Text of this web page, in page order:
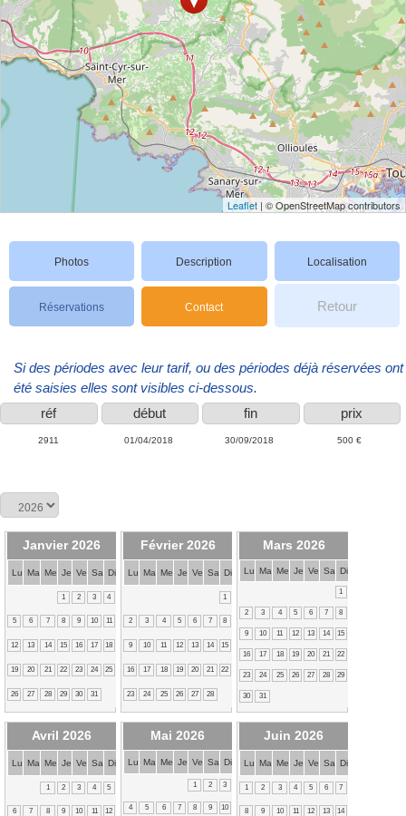
Leaflet | © OpenStreetMap contributors
Photos Description Localisation
Réservations Contact Retour
Si des périodes avec leur tarif, ou des périodes déjà réservées ont
été saisies elles sont visibles ci-dessous.
réf
début fin prix
2911 01/04/2018 30/09/2018 500 €
Janvier 2026
Lu Ma Me Je Ve Sa Di
1 2 3 4
5 6 7 8 9 10 11
12 13 14 15 16 17 18
19 20 21 22 23 24 25
26 27 28 29 30 31
Février 2026
Lu Ma Me Je Ve Sa Di
1
2 3 4 5 6 7 8
9 10 11 12 13 14 15
16 17 18 19 20 21 22
23 24 25 26 27 28
Mars 2026
Lu Ma Me Je Ve Sa Di
1
2 3 4 5 6 7 8
9 10 11 12 13 14 15
16 17 18 19 20 21 22
23 24 25 26 27 28 29
30 31
Avril 2026
Lu Ma Me Je Ve Sa Di
1 2 3 4 5
6 7 8 9 10 11 12
Mai 2026
Lu Ma Me Je Ve Sa Di
1 2 3
4 5 6 7 8 9 10
Juin 2026
Lu Ma Me Je Ve Sa Di
1 2 3 4 5 6 7
8 9 10 11 12 13 14